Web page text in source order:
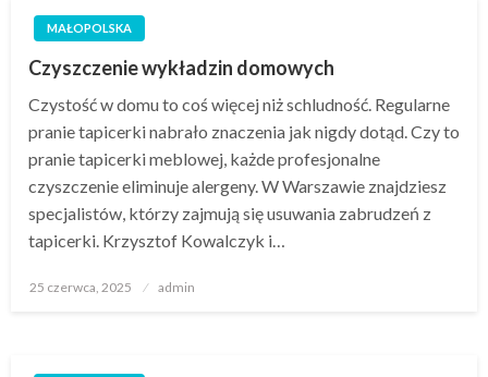
MAŁOPOLSKA
Czyszczenie wykładzin domowych
Czystość w domu to coś więcej niż schludność. Regularne
pranie tapicerki nabrało znaczenia jak nigdy dotąd. Czy to
pranie tapicerki meblowej, każde profesjonalne
czyszczenie eliminuje alergeny. W Warszawie znajdziesz
specjalistów, którzy zajmują się usuwania zabrudzeń z
tapicerki. Krzysztof Kowalczyk i…
Opublikowane
25 czerwca, 2025 admin